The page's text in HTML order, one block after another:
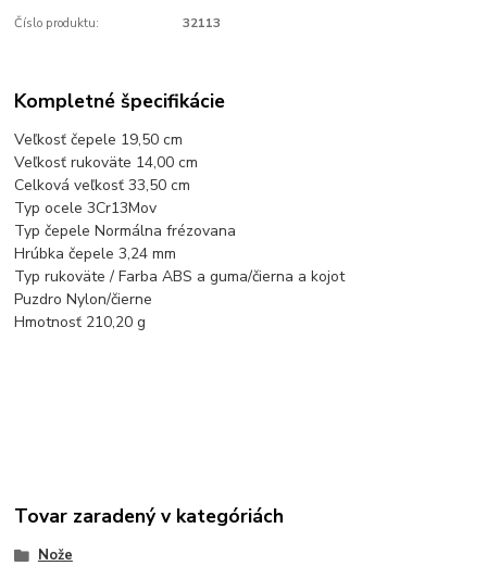
Číslo produktu: 32113
Kompletné špecifikácie
Veľkosť čepele 19,50 cm
Veľkosť rukoväte 14,00 cm
Celková veľkosť 33,50 cm
Typ ocele 3Cr13Mov
Typ čepele Normálna frézovana
Hrúbka čepele 3,24 mm
Typ rukoväte / Farba ABS a guma/čierna a kojot
Puzdro Nylon/čierne
Hmotnosť 210,20 g
Tovar zaradený v kategóriách
Nože